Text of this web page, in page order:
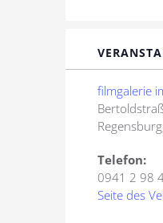
filmgalerie
Regensburg
Telefon:
0941 2 98
Seite des